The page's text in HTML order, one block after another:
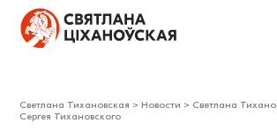
Светлана Тихановская > Новости > Светлана
Сергея Тихановского